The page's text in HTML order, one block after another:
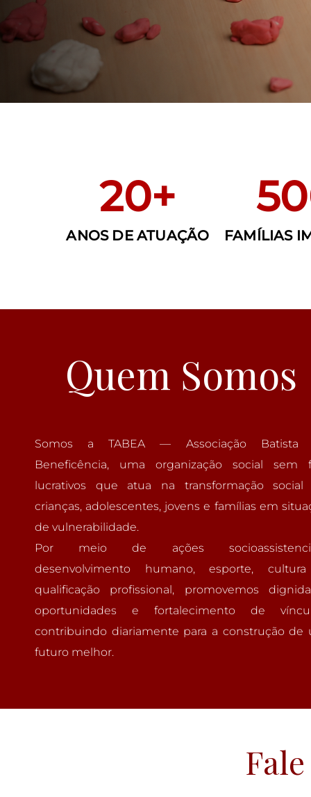
20+
ANOS DE ATUAÇÃO FAMÍLIAS
Quem Somos
Somos a TABEA — Associação Batista
Beneficência, uma organização social sem
lucrativos que atua na transformação social
crianças, adolescentes, jovens e famílias em
de vulnerabilidade.
Por meio de ações
desenvolvimento humano, esporte,
qualificação profissional, promovemos
oportunidades e fortalecimento de
contribuindo diariamente para a construção de
futuro melhor.